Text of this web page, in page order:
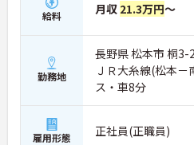
給料 月収 21.3万円～
勤務地
長野県 松本市 桐
ＪＲ大糸線(松本
ス・車8分
雇用形態 正社員(正職員)